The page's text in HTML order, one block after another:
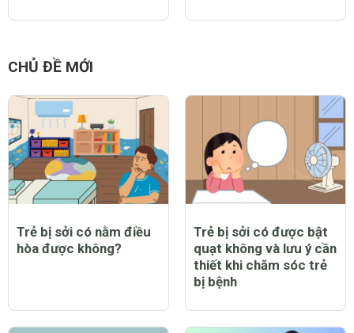
CHỦ ĐỀ MỚI
Trẻ bị sởi có nằm điều
hòa được không?
Trẻ bị sởi có được bật
quạt không và lưu ý cần
thiết khi chăm sóc trẻ
bị bệnh